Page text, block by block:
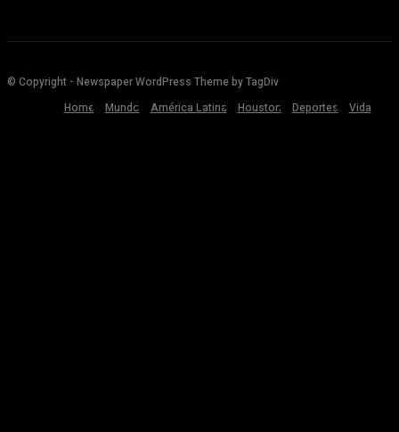
© Copyright - Newspaper WordPress Theme by TagDiv
Home
Mundo América Latina Houston Deportes Vida